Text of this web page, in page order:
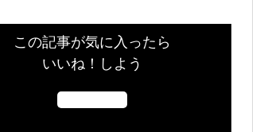
この記事が気に入ったら
いいね！しよう